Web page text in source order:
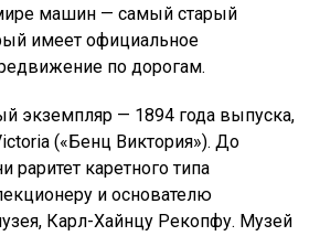
машин — самый старый
имеет официальное
по дорогам.
экземпляр — 1894 года выпуска,
(«Бенц Виктория»). До
раритет каретного типа
и основателю
Карл-Хайнцу Рекопфу. Музей